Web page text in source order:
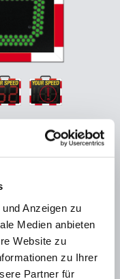
Anzeigen zu
Medien anbieten
Website zu
zu Ihrer
Partner für
30